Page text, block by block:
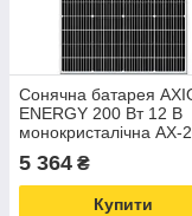
Сонячна батарея
ENERGY 200 Вт 12 В
монокристалічна AX-
(SB)
5 364 ₴
Купити